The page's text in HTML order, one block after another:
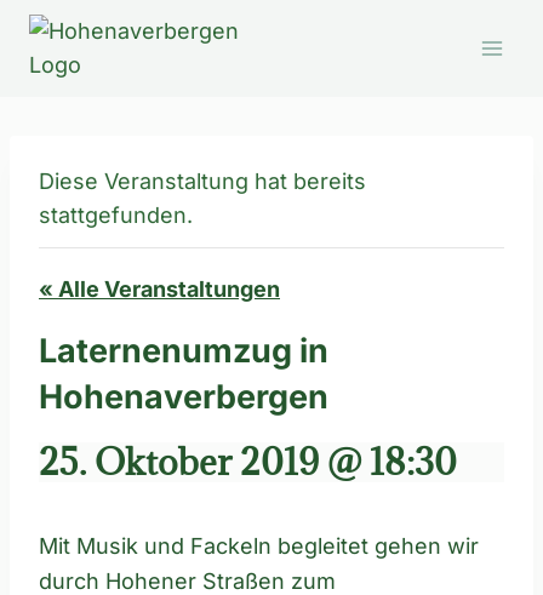
Zum
springen
Diese Veranstaltung hat bereits
stattgefunden.
« Alle Veranstaltungen
Laternenumzug in
Hohenaverbergen
25. Oktober 2019 @ 18:30
Mit Musik und Fackeln begleitet gehen wir
durch Hohener Straßen zum